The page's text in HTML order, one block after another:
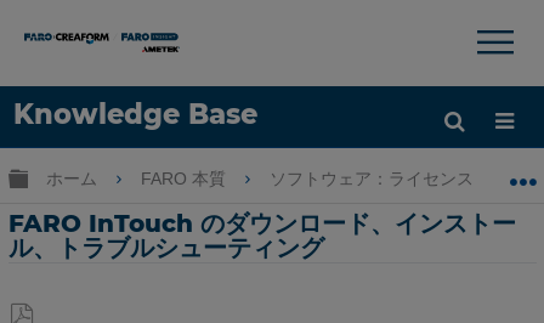
Knowledge Base
言語
×
グローバル階層を展開/折りたたむ
ホーム FARO 本質 ソフトウェア：ライセンス - イン
FARO InTouch のダウンロード、インストー
ル、トラブルシューティング